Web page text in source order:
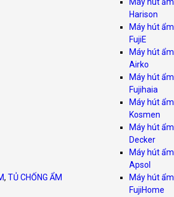
, TỦ CHỐNG ẨM
Máy hút ẩm
Harison
Máy hút ẩm
FujiE
Máy hút ẩm
Airko
Máy hút ẩm
Fujihaia
Máy hút ẩm
Kosmen
Máy hút ẩm
Decker
Máy hút ẩm
Apsol
Máy hút ẩm
FujiHome